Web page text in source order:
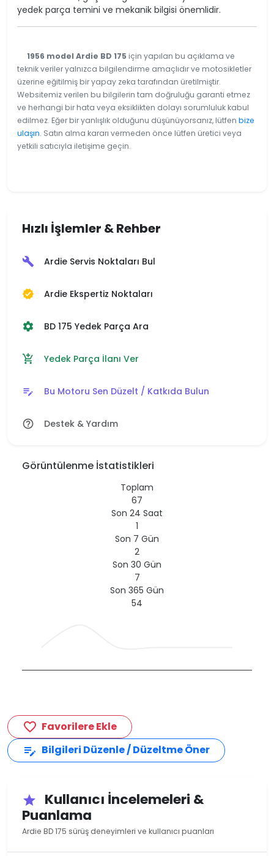
yedek parça temini ve mekanik bilgisi önemlidir.
1956 model Ardie BD 175 için yapılan bu açıklama ve
teknik veriler yalnızca bilgilendirme amaçlıdır ve motosikletler
üzerine eğitilmiş bir yapay zeka tarafından üretilmiştir.
Websitemiz verilen bu bilgilerin tam doğruluğu garanti etmez
ve herhangi bir hata veya eksiklikten dolayı sorumluluk kabul
edilmez. Eğer bir yanlışlık olduğunu düşünüyorsanız, lütfen bize
ulaşın. Satın alma kararı vermeden önce lütfen üretici veya
yetkili satıcıyla iletişime geçin.
Hızlı İşlemler & Rehber
build Ardie Servis Noktaları Bul
verified Ardie Ekspertiz Noktaları
settings BD 175 Yedek Parça Ara
add_shopping_cart Yedek Parça İlanı Ver
edit_note Bu Motoru Sen Düzelt / Katkıda Bulun
help_outline Destek & Yardım
Görüntülenme İstatistikleri
Toplam
67
Son 24 Saat
1
Son 7 Gün
2
Son 30 Gün
7
Son 365 Gün
54
favorite_border Favorilere Ekle
edit_note Bilgileri Düzenle / Düzeltme Öner
star
Kullanıcı İncelemeleri &
Puanlama
Ardie BD 175 sürüş deneyimleri ve kullanıcı puanları